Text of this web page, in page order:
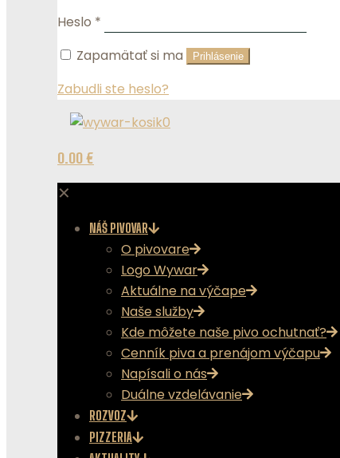
Heslo *
Zapamätať si ma
Prihlásenie
Zabudli ste heslo?
0
0.00 €
✕
NÁŠ PIVOVAR
O pivovare
Logo Wywar
Aktuálne na výčape
Naše služby
Kde môžete naše pivo ochutnať?
Cenník piva a prenájom výčapu
Napísali o nás
Duálne vzdelávanie
ROZVOZ
PIZZERIA